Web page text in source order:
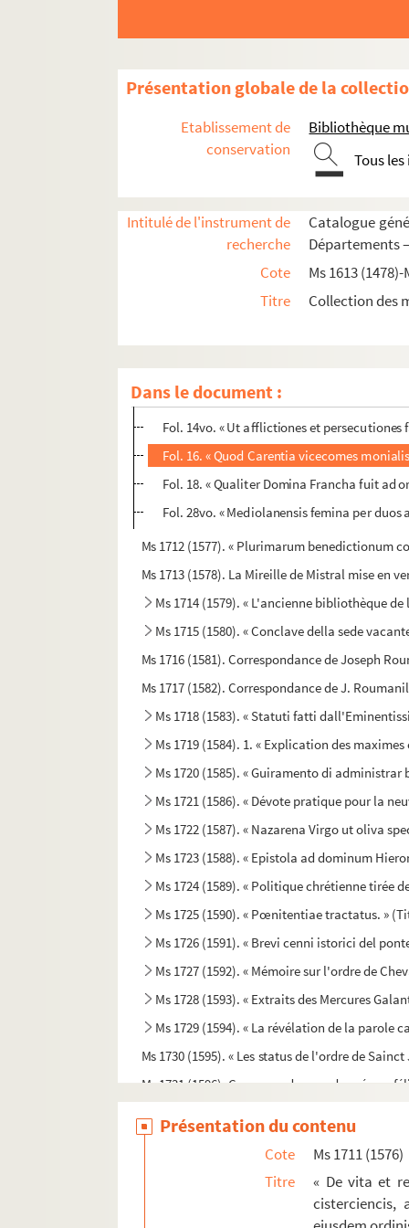
Présentation globale de la
Etablissement de
conservation
Bibliothèque
Tous
Intitulé de l'instrument de
recherche
Catalogue
Départements
Cote
Ms 1613
Titre
Collection des
Dans le document :
Ms 1704 (1569). Poème en vers français, en
Ms 1706 (1571). « Notes sur les principaux
Ms 1707 (1572). « Catalogue des manuscrits
Ms 1708 (1573). « Catechisme pèr la
Ms 1709 (1574). Histoire des Lombards de
Ms 1710 (1575). Opuscules théologiques et
Ms 1711 (1576). « De vita et rebus gestis
Fol. 2. « Quod monachus qui visionem
Fol. 10vo. « Incipit vita domine Franche
Fol. 13. « Miraculum factum de
Fol. 14vo. « Ut afflictiones et
Fol. 16. « Quod Carentia vicecomes
Fol. 18. « Qualiter Domina Francha fuit ad
Fol. 28vo. « Mediolanensis femina per
Ms 1712 (1577). « Plurimarum benedictionum
Ms 1713 (1578). La Mireille de Mistral mise en
Ms 1714 (1579). « L'ancienne bibliothèque
Ms 1715 (1580). « Conclave della sede
Ms 1716 (1581). Correspondance de Joseph
Ms 1717 (1582). Correspondance de J.
Ms 1718 (1583). « Statuti fatti
Ms 1719 (1584). 1. « Explication des
Ms 1720 (1585). « Guiramento di
Ms 1721 (1586). « Dévote pratique pour la
Ms 1722 (1587). « Nazarena Virgo ut oliva
Ms 1723 (1588). « Epistola ad dominum
Ms 1724 (1589). « Politique chrétienne tirée
Ms 1725 (1590). « Pœnitentiae tractatus. »
Ms 1726 (1591). « Brevi cenni istorici del
Ms 1727 (1592). « Mémoire sur l'ordre de
Ms 1728 (1593). « Extraits des Mercures
Ms 1729 (1594). « La révélation de la parole
Ms 1730 (1595). « Les status de l'ordre de
Ms 1731 (1596). Correspondance adressée au
Ms 1735 (1600). Pouillié du diocèse de Sens
Présentation du contenu
Cote
Ms 1711 (1576)
Titre
« De vita et
cisterciencis,